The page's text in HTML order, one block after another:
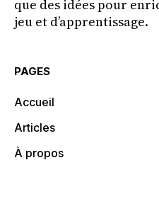
que des idées pour
jeu et d’apprentissage.
PAGES
Accueil
Articles
À propos